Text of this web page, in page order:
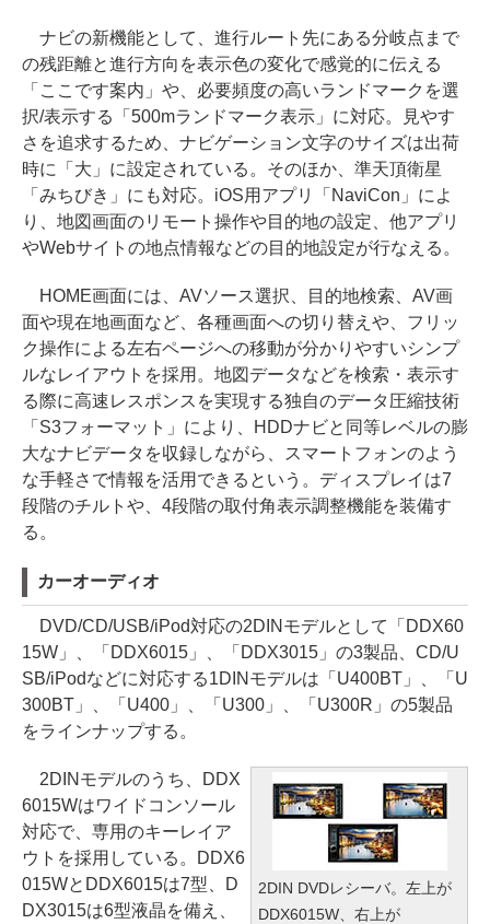
ナビの新機能として、進行ルート先にある分岐点まで
の残距離と進行方向を表示色の変化で感覚的に伝える
「ここです案内」や、必要頻度の高いランドマークを選
択/表示する「500mランドマーク表示」に対応。見やす
さを追求するため、ナビゲーション文字のサイズは出荷
時に「大」に設定されている。そのほか、準天頂衛星
「みちびき」にも対応。iOS用アプリ「NaviCon」によ
り、地図画面のリモート操作や目的地の設定、他アプリ
やWebサイトの地点情報などの目的地設定が行なえる。
HOME画面には、AVソース選択、目的地検索、AV画
面や現在地画面など、各種画面への切り替えや、フリッ
ク操作による左右ページへの移動が分かりやすいシンプ
ルなレイアウトを採用。地図データなどを検索・表示す
る際に高速レスポンスを実現する独自のデータ圧縮技術
「S3フォーマット」により、HDDナビと同等レベルの膨
大なナビデータを収録しながら、スマートフォンのよう
な手軽さで情報を活用できるという。ディスプレイは7
段階のチルトや、4段階の取付角表示調整機能を装備す
る。
カーオーディオ
DVD/CD/USB/iPod対応の2DINモデルとして「DDX60
15W」、「DDX6015」、「DDX3015」の3製品、CD/U
SB/iPodなどに対応する1DINモデルは「U400BT」、「U
300BT」、「U400」、「U300」、「U300R」の5製品
をラインナップする。
2DIN DVDレシーバ。左上が
DDX6015W、右上が
2DINモデルのうち、DDX
6015Wはワイドコンソール
対応で、専用のキーレイア
ウトを採用している。DDX6
015WとDDX6015は7型、D
DX3015は6型液晶を備え、